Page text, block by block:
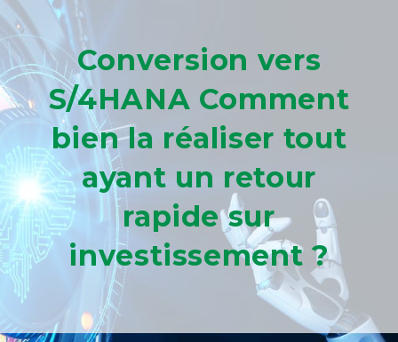
Conversion vers
S/4HANA Comment
bien la réaliser tout
ayant un retour
rapide sur
investissement ?